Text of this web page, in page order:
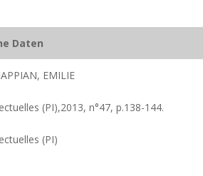
Daten
EMILIE
(PI),2013, n°47, p.138-144.
(PI)